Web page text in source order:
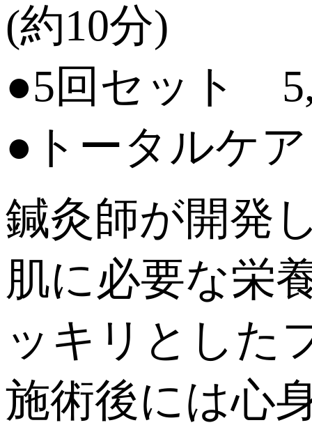
(約10分)
●5回セット
●トータルケ
鍼灸師が開発
肌に必要な栄
ッキリとした
施術後には心